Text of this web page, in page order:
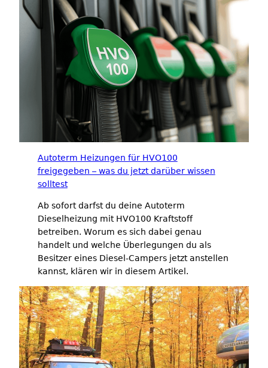
Autoterm Heizungen für HVO100
freigegeben – was du jetzt darüber wissen
solltest
Ab sofort darfst du deine Autoterm
Dieselheizung mit HVO100 Kraftstoff
betreiben. Worum es sich dabei genau
handelt und welche Überlegungen du als
Besitzer eines Diesel-Campers jetzt anstellen
kannst, klären wir in diesem Artikel.